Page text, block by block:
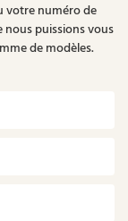
votre numéro de
puissions vous
de modèles.